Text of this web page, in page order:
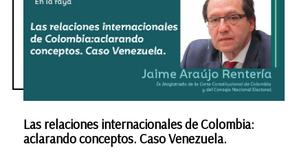
Las relaciones internacionales de Colombia:
aclarando conceptos. Caso Venezuela.